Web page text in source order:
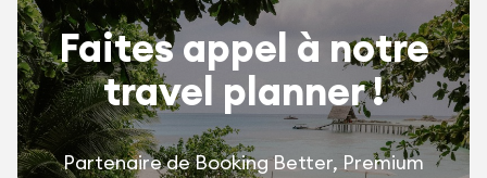
Faites appel à notre
travel planner !
Partenaire de Booking Better, Premium